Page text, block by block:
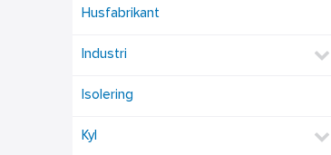
Husfabrikant
Industri
Isolering
Kyl